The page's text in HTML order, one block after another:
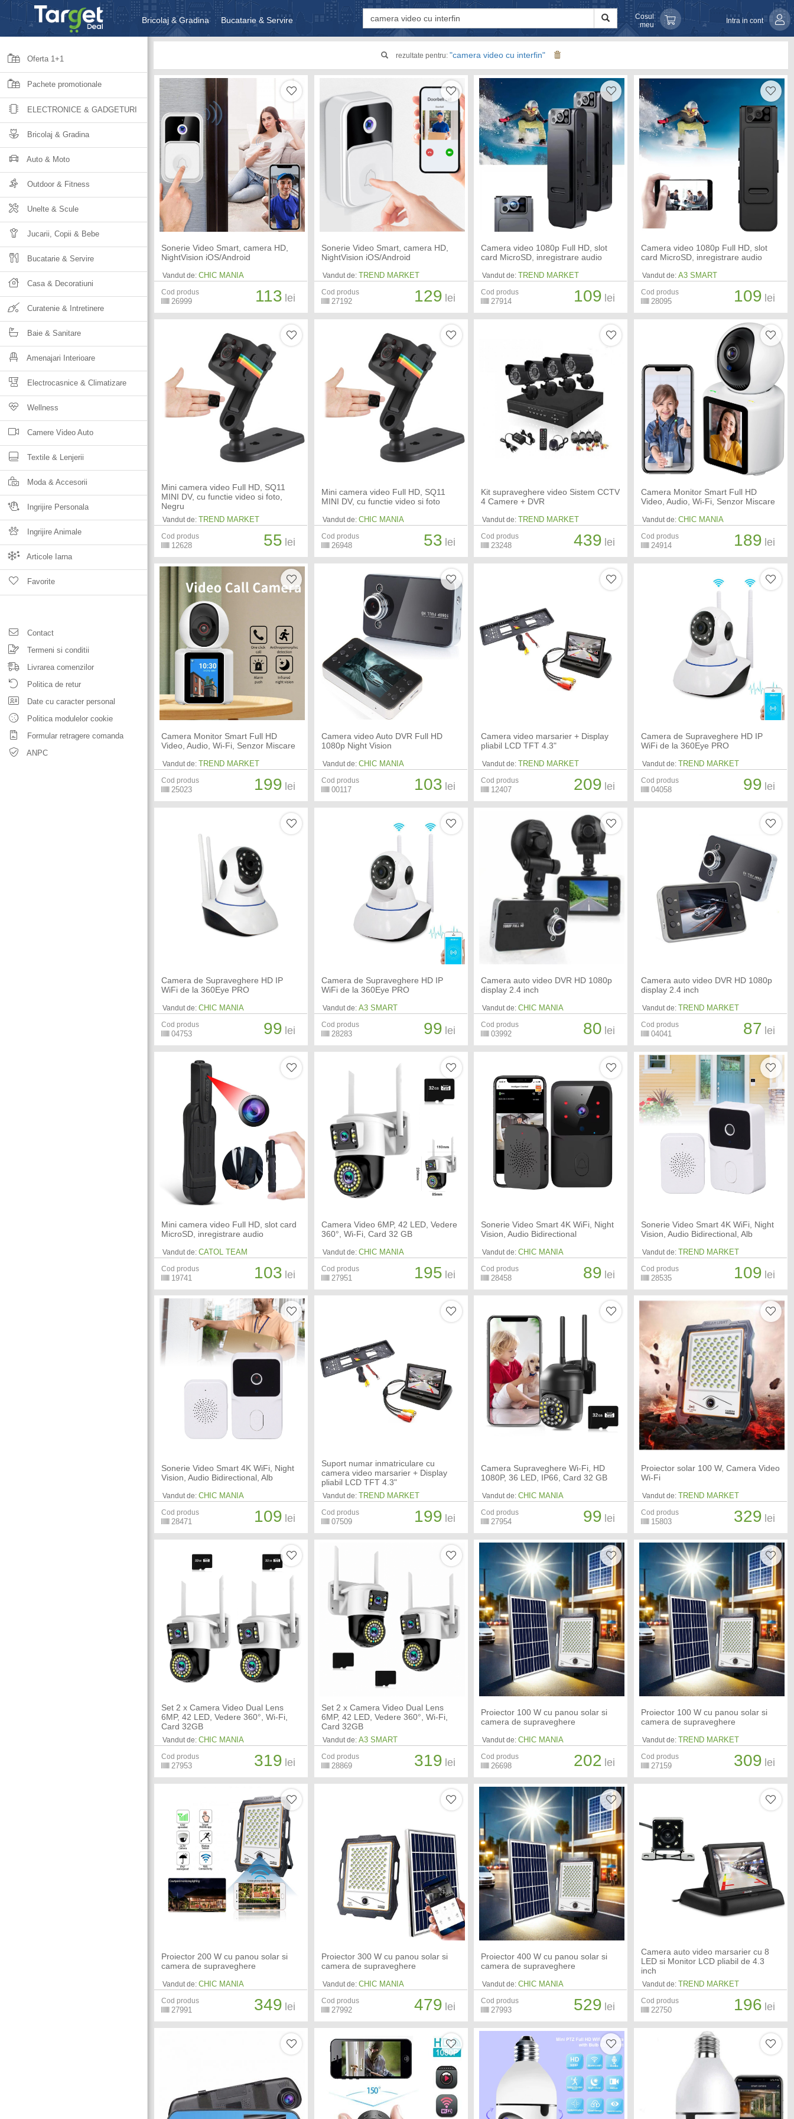
Bricolaj & Gradina Bucatarie & Servire
Unelte & Scule Jucarii, Copii & Bebe
Cosul
meu
Intra in cont
Oferta 1+1
Pachete promotionale
ELECTRONICE & GADGETURI
Bricolaj & Gradina
Auto & Moto
Outdoor & Fitness
Unelte & Scule
Jucarii, Copii & Bebe
Bucatarie & Servire
Casa & Decoratiuni
Curatenie & Intretinere
Baie & Sanitare
Amenajari Interioare
Electrocasnice & Climatizare
Wellness
Camere Video Auto
Textile & Lenjerii
Moda & Accesorii
Ingrijire Personala
Ingrijire Animale
Articole Iarna
Favorite
Contact
Termeni si conditii
Livrarea comenzilor
Politica de retur
Date cu caracter personal
Politica modulelor cookie
Formular retragere comanda
ANPC
rezultate pentru: "camera video cu interfin"
Sonerie Video Smart, camera HD,
NightVision iOS/Android
Vandut de: CHIC MANIA
Cod produs
26999 113 lei
Sonerie Video Smart, camera HD,
NightVision iOS/Android
Vandut de: TREND MARKET
Cod produs
27192 129 lei
Camera video 1080p Full HD, slot
card MicroSD, inregistrare audio
Vandut de: TREND MARKET
Cod produs
27914 109 lei
Camera video 1080p Full HD, slot
card MicroSD, inregistrare audio
Vandut de: A3 SMART
Cod produs
28095 109 lei
Mini camera video Full HD, SQ11
MINI DV, cu functie video si foto,
Negru
Vandut de: TREND MARKET
Cod produs
12628 55 lei
Mini camera video Full HD, SQ11
MINI DV, cu functie video si foto
Vandut de: CHIC MANIA
Cod produs
26948 53 lei
Kit supraveghere video Sistem CCTV
4 Camere + DVR
Vandut de: TREND MARKET
Cod produs
23248 439 lei
Camera Monitor Smart Full HD
Video, Audio, Wi-Fi, Senzor Miscare
Vandut de: CHIC MANIA
Cod produs
24914 189 lei
Camera Monitor Smart Full HD
Video, Audio, Wi-Fi, Senzor Miscare
Vandut de: TREND MARKET
Cod produs
25023 199 lei
Camera video Auto DVR Full HD
1080p Night Vision
Vandut de: CHIC MANIA
Cod produs
00117 103 lei
Camera video marsarier + Display
pliabil LCD TFT 4.3"
Vandut de: TREND MARKET
Cod produs
12407 209 lei
Camera de Supraveghere HD IP
WiFi de la 360Eye PRO
Vandut de: TREND MARKET
Cod produs
04058 99 lei
Camera de Supraveghere HD IP
WiFi de la 360Eye PRO
Vandut de: CHIC MANIA
Cod produs
04753 99 lei
Camera de Supraveghere HD IP
WiFi de la 360Eye PRO
Vandut de: A3 SMART
Cod produs
28283 99 lei
Camera auto video DVR HD 1080p
display 2.4 inch
Vandut de: CHIC MANIA
Cod produs
03992 80 lei
Camera auto video DVR HD 1080p
display 2.4 inch
Vandut de: TREND MARKET
Cod produs
04041 87 lei
Mini camera video Full HD, slot card
MicroSD, inregistrare audio
Vandut de: CATOL TEAM
Cod produs
19741 103 lei
Camera Video 6MP, 42 LED, Vedere
360°, Wi-Fi, Card 32 GB
Vandut de: CHIC MANIA
Cod produs
27951 195 lei
Sonerie Video Smart 4K WiFi, Night
Vision, Audio Bidirectional
Vandut de: CHIC MANIA
Cod produs
28458 89 lei
Sonerie Video Smart 4K WiFi, Night
Vision, Audio Bidirectional, Alb
Vandut de: TREND MARKET
Cod produs
28535 109 lei
Sonerie Video Smart 4K WiFi, Night
Vision, Audio Bidirectional, Alb
Vandut de: CHIC MANIA
Cod produs
28471 109 lei
Suport numar inmatriculare cu
camera video marsarier + Display
pliabil LCD TFT 4.3"
Vandut de: TREND MARKET
Cod produs
07509 199 lei
Camera Supraveghere Wi-Fi, HD
1080P, 36 LED, IP66, Card 32 GB
Vandut de: CHIC MANIA
Cod produs
27954 99 lei
Proiector solar 100 W, Camera Video
Wi-Fi
Vandut de: TREND MARKET
Cod produs
15803 329 lei
Set 2 x Camera Video Dual Lens
6MP, 42 LED, Vedere 360°, Wi-Fi,
Card 32GB
Vandut de: CHIC MANIA
Cod produs
27953 319 lei
Set 2 x Camera Video Dual Lens
6MP, 42 LED, Vedere 360°, Wi-Fi,
Card 32GB
Vandut de: A3 SMART
Cod produs
28869 319 lei
Proiector 100 W cu panou solar si
camera de supraveghere
Vandut de: CHIC MANIA
Cod produs
26698 202 lei
Proiector 100 W cu panou solar si
camera de supraveghere
Vandut de: TREND MARKET
Cod produs
27159 309 lei
Proiector 200 W cu panou solar si
camera de supraveghere
Vandut de: CHIC MANIA
Cod produs
27991 349 lei
Proiector 300 W cu panou solar si
camera de supraveghere
Vandut de: CHIC MANIA
Cod produs
27992 479 lei
Proiector 400 W cu panou solar si
camera de supraveghere
Vandut de: CHIC MANIA
Cod produs
27993 529 lei
Camera auto video marsarier cu 8
LED si Monitor LCD pliabil de 4.3
inch
Vandut de: TREND MARKET
Cod produs
22750 196 lei